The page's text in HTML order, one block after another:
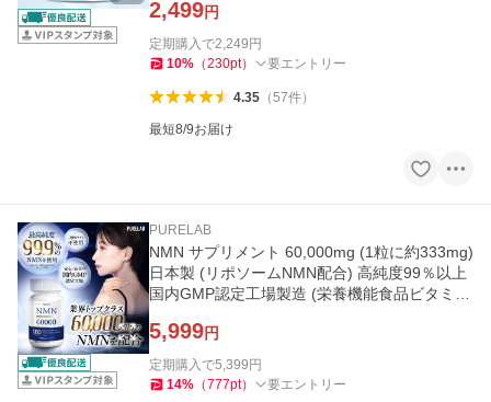
2,499円
定期購入で2,249円
10% （230pt） 要エントリー
4.35（57件）
最短8/9お届け
PURELAB
NMN サプリメント 60,000mg (1粒に約333mg)
日本製 (リポソームNMN配合) 高純度99％以上
国内GMP認定工場製造 (栄養機能食品ビタミン
5,999円
定期購入で5,399円
14% （777pt） 要エントリー